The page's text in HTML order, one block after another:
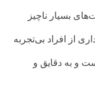
بسیار ناچیز
از افراد بی‌تجربه
و به دقایق و